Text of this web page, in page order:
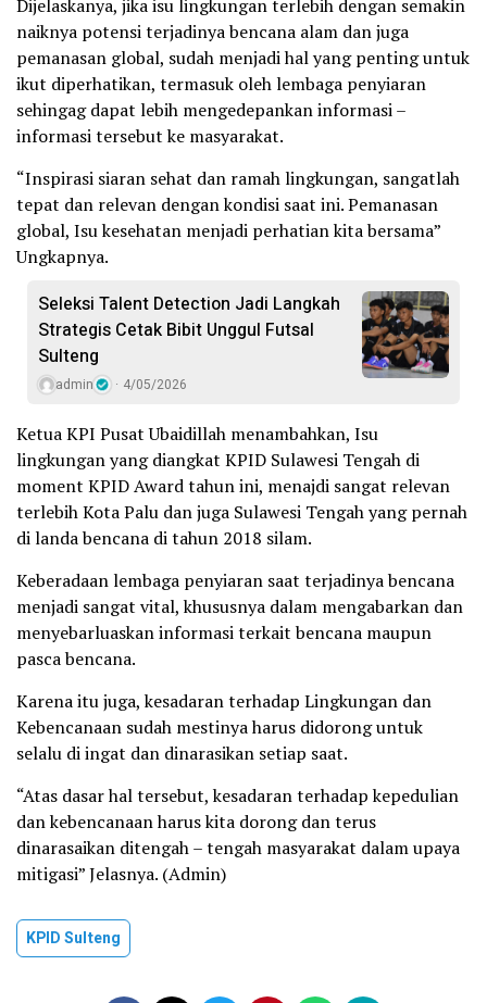
Dijelaskanya, jika isu lingkungan terlebih dengan semakin
naiknya potensi terjadinya bencana alam dan juga
pemanasan global, sudah menjadi hal yang penting untuk
ikut diperhatikan, termasuk oleh lembaga penyiaran
sehingag dapat lebih mengedepankan informasi –
informasi tersebut ke masyarakat.
“Inspirasi siaran sehat dan ramah lingkungan, sangatlah
tepat dan relevan dengan kondisi saat ini. Pemanasan
global, Isu kesehatan menjadi perhatian kita bersama”
Ungkapnya.
Seleksi Talent Detection Jadi Langkah
Strategis Cetak Bibit Unggul Futsal
Sulteng
admin 4/05/2026
Ketua KPI Pusat Ubaidillah menambahkan, Isu
lingkungan yang diangkat KPID Sulawesi Tengah di
moment KPID Award tahun ini, menajdi sangat relevan
terlebih Kota Palu dan juga Sulawesi Tengah yang pernah
di landa bencana di tahun 2018 silam.
Keberadaan lembaga penyiaran saat terjadinya bencana
menjadi sangat vital, khususnya dalam mengabarkan dan
menyebarluaskan informasi terkait bencana maupun
pasca bencana.
Karena itu juga, kesadaran terhadap Lingkungan dan
Kebencanaan sudah mestinya harus didorong untuk
selalu di ingat dan dinarasikan setiap saat.
“Atas dasar hal tersebut, kesadaran terhadap kepedulian
dan kebencanaan harus kita dorong dan terus
dinarasaikan ditengah – tengah masyarakat dalam upaya
mitigasi” Jelasnya. (Admin)
KPID Sulteng